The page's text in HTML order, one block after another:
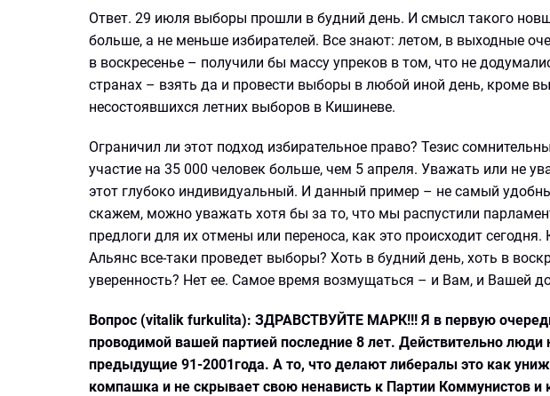
Ответ. 29 июля выборы прошли в будний день. И смысл такого
больше, а не меньше избирателей. Все знают: летом, в выходные
в воскресенье – получили бы массу упреков в том, что не
странах – взять да и провести выборы в любой иной день, кроме
несостоявшихся летних выборов в Кишиневе.
Ограничил ли этот подход избирательное право? Тезис
участие на 35 000 человек больше, чем 5 апреля. Уважать или не
этот глубоко индивидуальный. И данный пример – не самый
скажем, можно уважать хотя бы за то, что мы распустили
предлоги для их отмены или переноса, как это происходит
Альянс все-таки проведет выборы? Хоть в будний день, хоть в
уверенность? Нет ее. Самое время возмущаться – и Вам, и Вашей
Вопрос (vitalik furkulita): ЗДРАВСТВУЙТЕ МАРК!!! Я в первую
проводимой вашей партией последние 8 лет. Действительно люди
предыдущие 91-2001года. А то, что делают либералы это как
компашка и не скрывает свою ненависть к Партии Коммунистов и